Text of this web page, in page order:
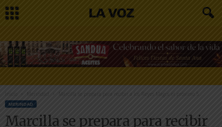
Inicio Marcilla se prepara para recibir a los Reyes Magos el próximo 5...
MERINDAD
Marcilla se prepara para recibir